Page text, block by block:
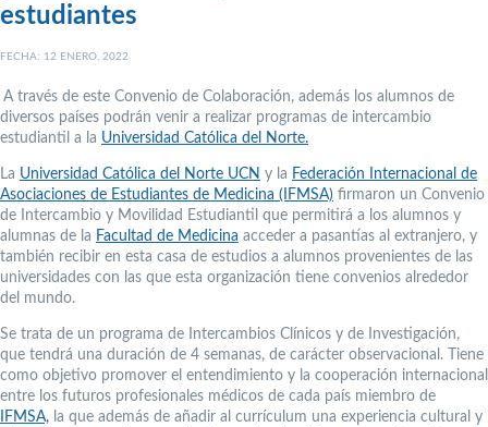
estudiantes
FECHA: 12 ENERO, 2022
A través de este Convenio de Colaboración, además los alumnos de
diversos países podrán venir a realizar programas de intercambio
estudiantil a la Universidad Católica del Norte.
La Universidad Católica del Norte UCN y la Federación Internacional de
Asociaciones de Estudiantes de Medicina (IFMSA) firmaron un Convenio
de Intercambio y Movilidad Estudiantil que permitirá a los alumnos y
alumnas de la Facultad de Medicina acceder a pasantías al extranjero, y
también recibir en esta casa de estudios a alumnos provenientes de las
universidades con las que esta organización tiene convenios alrededor
del mundo.
Se trata de un programa de Intercambios Clínicos y de Investigación,
que tendrá una duración de 4 semanas, de carácter observacional. Tiene
como objetivo promover el entendimiento y la cooperación internacional
entre los futuros profesionales médicos de cada país miembro de
IFMSA, la que además de añadir al currículum una experiencia cultural y